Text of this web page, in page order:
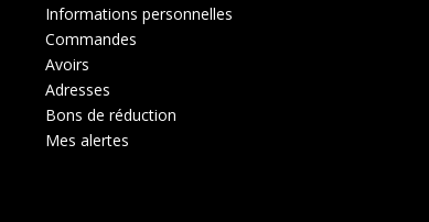
Informations personnelles
Commandes
Avoirs
Adresses
Bons de réduction
Mes alertes